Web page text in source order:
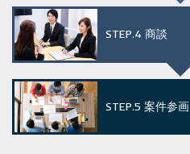
STEP.4 商談
STEP.5 案件参画